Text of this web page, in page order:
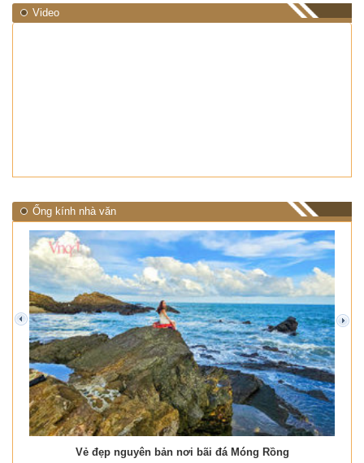
Video
Ống kính nhà văn
Vẻ đẹp nguyên bản nơi bãi đá Móng Rồng
prev next